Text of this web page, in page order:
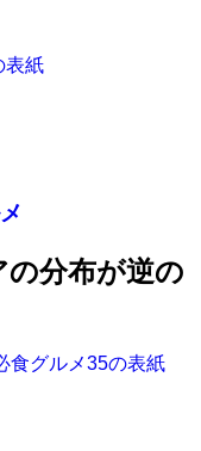
分布が逆の